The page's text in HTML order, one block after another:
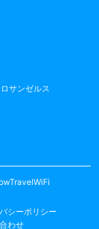
ロサンゼルス
シーポリシー
わせ